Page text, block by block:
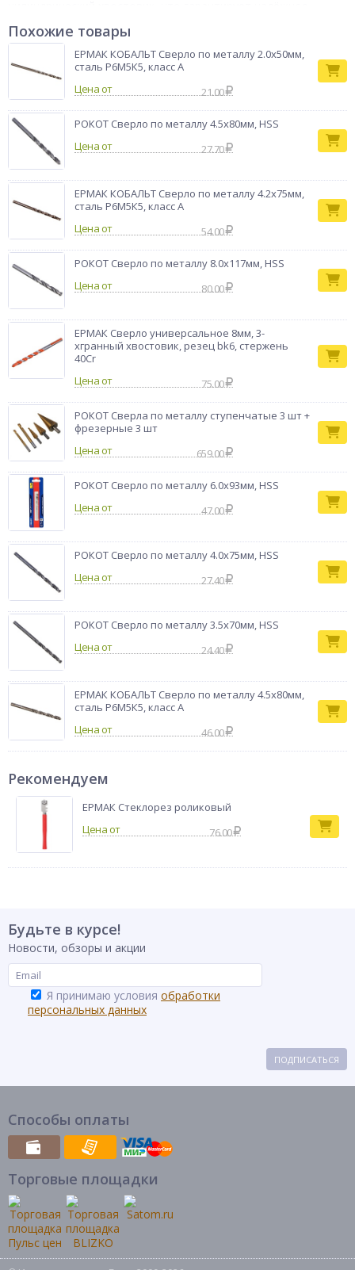
позволяет сверлить отверстия с высокой точностью и
аккуратностью. Изготовленное из высококачественной
стали, сверло обладает прочностью и стойкостью к
коррозии, что делает его идеальным выбором для работы с
различными видами металлов и сплавов. Диаметр сверла —
Бренд РОКОТ
Похожие товары
ЕРМАК КОБАЛЬТ Сверло по металлу 2.0х50мм,
сталь Р6М5К5, класс А
Цена от
21.00
РОКОТ Сверло по металлу 4.5х80мм, HSS
Цена от
27.70
ЕРМАК КОБАЛЬТ Сверло по металлу 4.2х75мм,
сталь Р6М5К5, класс А
Цена от
54.00
РОКОТ Сверло по металлу 8.0х117мм, HSS
Цена от
80.00
ЕРМАК Сверло универсальное 8мм, 3-
хгранный хвостовик, резец bk6, стержень
40Cr
Цена от
75.00
РОКОТ Сверла по металлу ступенчатые 3 шт +
фрезерные 3 шт
Цена от
659.00
РОКОТ Сверло по металлу 6.0х93мм, HSS
Цена от
47.00
РОКОТ Сверло по металлу 4.0х75мм, HSS
Цена от
27.40
РОКОТ Сверло по металлу 3.5х70мм, HSS
Цена от
24.40
ЕРМАК КОБАЛЬТ Сверло по металлу 4.5х80мм,
сталь Р6М5К5, класс А
Цена от
46.00
Рекомендуем
ЕРМАК Стеклорез роликовый
76.00
Будьте в курсе!
Новости, обзоры и акции
Я принимаю условия обработки
персональных данных
ПОДПИСАТЬСЯ
Способы оплаты
Торговые площадки